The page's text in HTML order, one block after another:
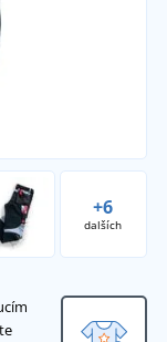
+6
dalších